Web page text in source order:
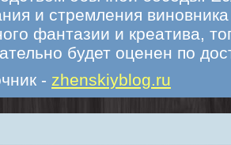
и стремления
фантазии и креатива,
будет оценен по
- zhenskiyblog.ru